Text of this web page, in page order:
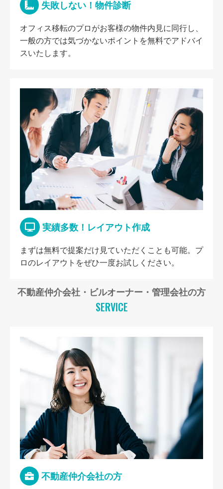
失敗しない！物件診断
オフィス移転のプロがお客様の物件内見に同行し、
一般の方では気づかないポイントを無料でアドバイ
スいたします。
実績多数！レイアウト作成
まずは無料で提案だけ見ていただくことも可能。プ
ロのレイアウトをぜひ一度お試しください。
不動産仲介会社・ビルオーナー・管理会社の方
SERVICE
不動産仲介会社の方